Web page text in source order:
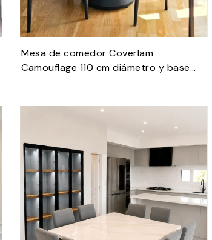
Mesa de comedor Coverlam
Camouflage 110 cm diámetro y base